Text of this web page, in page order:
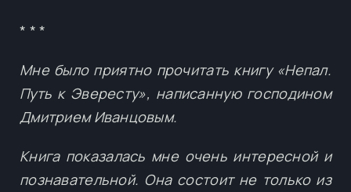
* * *
Мне было приятно прочитать книгу «Непал.
Путь к Эвересту», написанную господином
Дмитрием Иванцовым.
Книга показалась мне очень интересной и
познавательной. Она состоит не только из